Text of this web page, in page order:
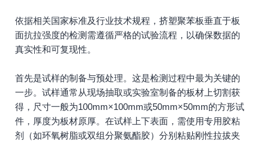
依据相关国家标准及行业技术规程，挤塑聚苯板垂直于板
面抗拉强度的检测需遵循严格的试验流程，以确保数据的
真实性和可复现性。
首先是试样的制备与预处理。这是检测过程中最为关键的
一步。试样通常从现场抽取或实验室制备的板材上切割获
得，尺寸一般为100mm×100mm或50mm×50mm的方形试
件，厚度为板材原厚。在试样上下表面，需使用专用胶粘
剂（如环氧树脂或双组分聚氨酯胶）分别粘贴刚性拉拔夹